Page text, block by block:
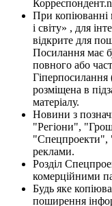
При копіюванні
і світу» , для
відкрите для
Посилання має
повного або
Гіперпосилання
розміщена в
матеріалу.
Новини з
"Регіони",
"Спецпроекти",
реклами.
Розділ
комерційними
Будь яке
поширення